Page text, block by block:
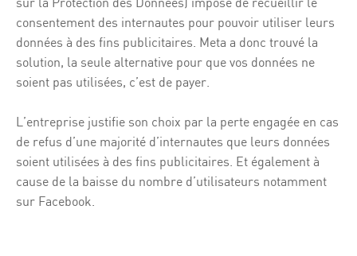
sur la Protection des Données) impose de recueillir le
consentement des internautes pour pouvoir utiliser leurs
données à des fins publicitaires. Meta a donc trouvé la
solution, la seule alternative pour que vos données ne
soient pas utilisées, c’est de payer.
L’entreprise justifie son choix par la perte engagée en cas
de refus d’une majorité d’internautes que leurs données
soient utilisées à des fins publicitaires. Et également à
cause de la baisse du nombre d’utilisateurs notamment
sur Facebook.